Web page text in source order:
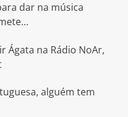
dar na música
Ágata na Rádio NoAr,
alguém tem